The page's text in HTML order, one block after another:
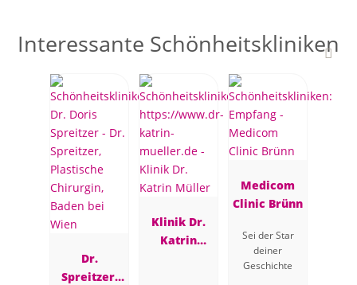
Interessante Schönheitskliniken
Dr.
Spreitzer,
Klinik Dr.
Katrin
Medicom
Clinic Brünn
Sei der Star
deiner
Geschichte